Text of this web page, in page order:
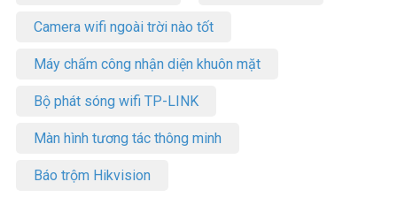
Camera wifi ngoài trời nào tốt
Máy chấm công nhận diện khuôn mặt
Bộ phát sóng wifi TP-LINK
Màn hình tương tác thông minh
Báo trộm Hikvision